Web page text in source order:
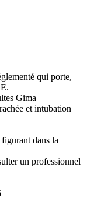
qui porte,
Gima
et intubation
dans la
un professionnel